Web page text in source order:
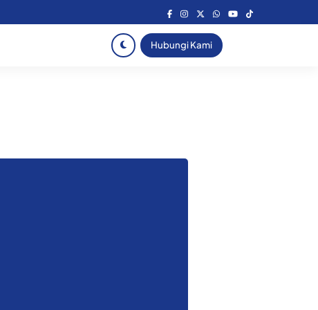
Hubungi Kami